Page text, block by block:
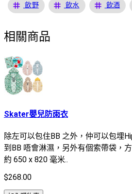
tag 飲野 tag 飲水 tag 飲酒
相關商品
Skater嬰兒防雨衣
除左可以包住BB 之外，仲可以包埋
到BB 唔會淋濕，另外有個索帶袋，
約 650 x 820 毫米..
$268.00